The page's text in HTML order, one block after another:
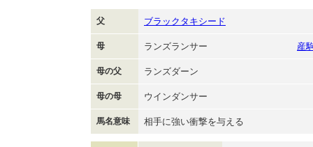
父 ブラックタキシード
母 ランズランサー 産
母の父 ランズダーン
母の母 ウインダンサー
馬名意味 相手に強い衝撃を与える